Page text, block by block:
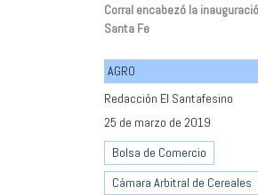
Corral encabezó la
Santa Fe
AGRO
Redacción El Santafesino
25 de marzo de 2019
Bolsa de Comercio
Cámara Arbitral de Cereales